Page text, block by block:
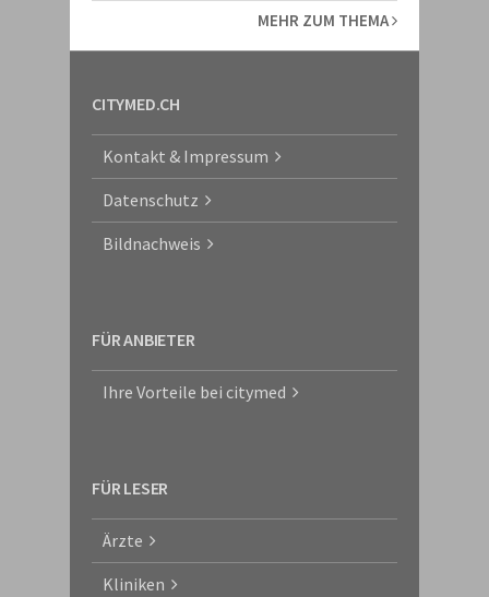
MEHR ZUM THEMA
CITYMED.CH
Kontakt & Impressum
Datenschutz
Bildnachweis
FÜR ANBIETER
Ihre Vorteile bei citymed
FÜR LESER
Ärzte
Kliniken